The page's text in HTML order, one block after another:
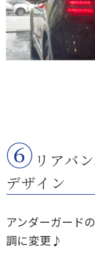
⑥ リアバ
デザイン
アンダーガード
調に変更♪